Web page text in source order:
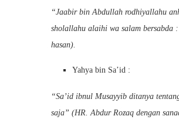
“Jaabir bin Abdullah rodhiyallahu
sholallahu alaihi wa salam bersabda
hasan).
Yahya bin Sa’id :
“Sa’id ibnul Musayyib ditanya
saja” (HR. Abdur Rozaq dengan